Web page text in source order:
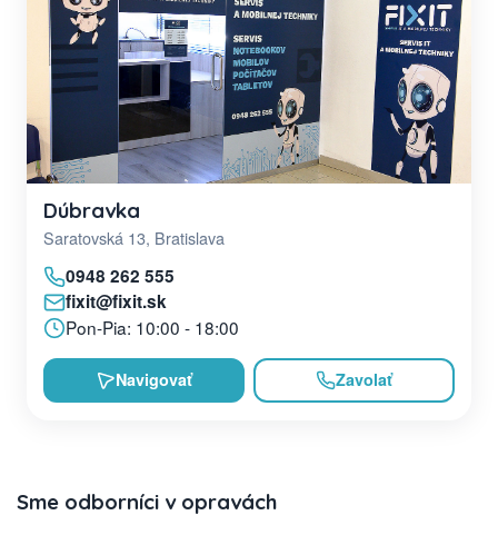
Dúbravka
Saratovská 13, Bratislava
0948 262 555
fixit@fixit.sk
Pon-Pia: 10:00 - 18:00
Navigovať Zavolať
Sme odborníci v opravách